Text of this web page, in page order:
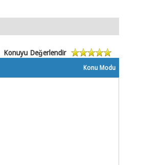
Konuyu Değerlendir
Konu Modu